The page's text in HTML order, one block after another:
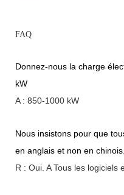
FAQ
Donnez-nous la charge
kW
A : 850-1000 kW
Nous insistons pour que
en anglais et non en chinois.
R : Oui. ATous les logiciels